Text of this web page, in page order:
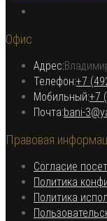
Офис
Адрес:
Телефон:+7
Мобильный:+7
Почта:bani-
Правовая
Согласие
Политика
Политика